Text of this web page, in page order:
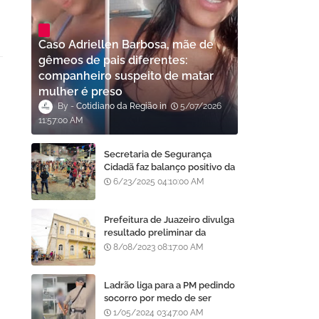
Caso Adriellen Barbosa, mãe de
gêmeos de pais diferentes:
companheiro suspeito de matar
mulher é preso
Cotidiano da Região
5/07/2026
11:57:00 AM
Secretaria de Segurança
Cidadã faz balanço positivo da
atuação da GCM de Juazeiro
6/23/2025 04:10:00 AM
Prefeitura de Juazeiro divulga
resultado preliminar da
análise de currículos do
8/08/2023 08:17:00 AM
Ladrão liga para a PM pedindo
socorro por medo de ser
assassinado por moradores
1/05/2024 03:47:00 AM